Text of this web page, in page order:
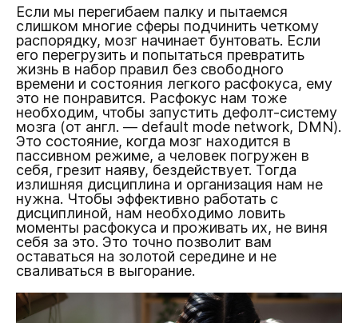
Если мы перегибаем палку и пытаемся
слишком многие сферы подчинить четкому
распорядку, мозг начинает бунтовать. Если
его перегрузить и попытаться превратить
жизнь в набор правил без свободного
времени и состояния легкого расфокуса, ему
это не понравится. Расфокус нам тоже
необходим, чтобы запустить дефолт-систему
мозга (от англ. — default mode network, DMN).
Это состояние, когда мозг находится в
пассивном режиме, а человек погружен в
себя, грезит наяву, бездействует. Тогда
излишняя дисциплина и организация нам не
нужна. Чтобы эффективно работать с
дисциплиной, нам необходимо ловить
моменты расфокуса и проживать их, не виня
себя за это. Это точно позволит вам
оставаться на золотой середине и не
сваливаться в выгорание.